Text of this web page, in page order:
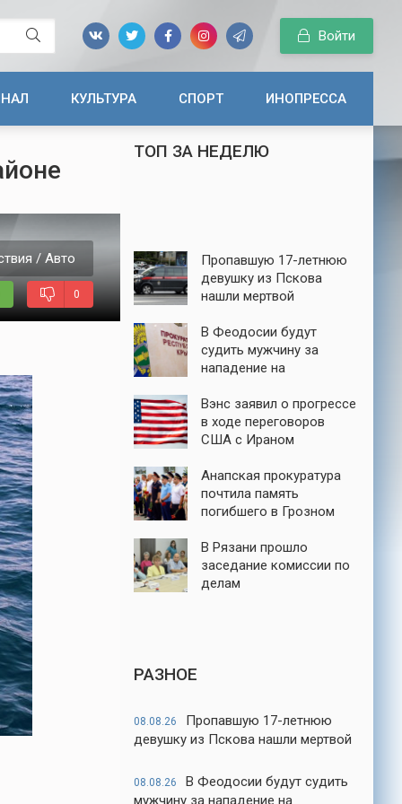
Войти
КУЛЬТУРА СПОРТ ИНОПРЕССА
/ Авто
0
ТОП ЗА НЕДЕЛЮ
Пропавшую 17-летнюю
девушку из Пскова
нашли мертвой
В Феодосии будут
судить мужчину за
нападение на
Вэнс заявил о прогрессе
в ходе переговоров
США с Ираном
Анапская прокуратура
почтила память
погибшего в Грозном
В Рязани прошло
заседание комиссии по
делам
РАЗНОЕ
08.08.26
Пропавшую 17-летнюю
девушку из Пскова нашли мертвой
08.08.26
В Феодосии будут судить
мужчину за нападение на